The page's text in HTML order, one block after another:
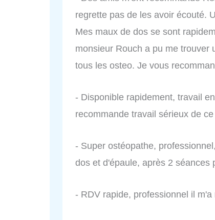
regrette pas de les avoir écouté.
Mes maux de dos se sont
monsieur Rouch a pu me trouver
tous les osteo. Je vous
- Disponible rapidement, travail
recommande travail sérieux de
- Super ostéopathe,
dos et d'épaule, après 2 séances
- RDV rapide, professionnel il m'a